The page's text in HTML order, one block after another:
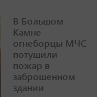
В Большом
Камне
огнеборцы МЧС
потушили
пожар в
заброшенном
здании